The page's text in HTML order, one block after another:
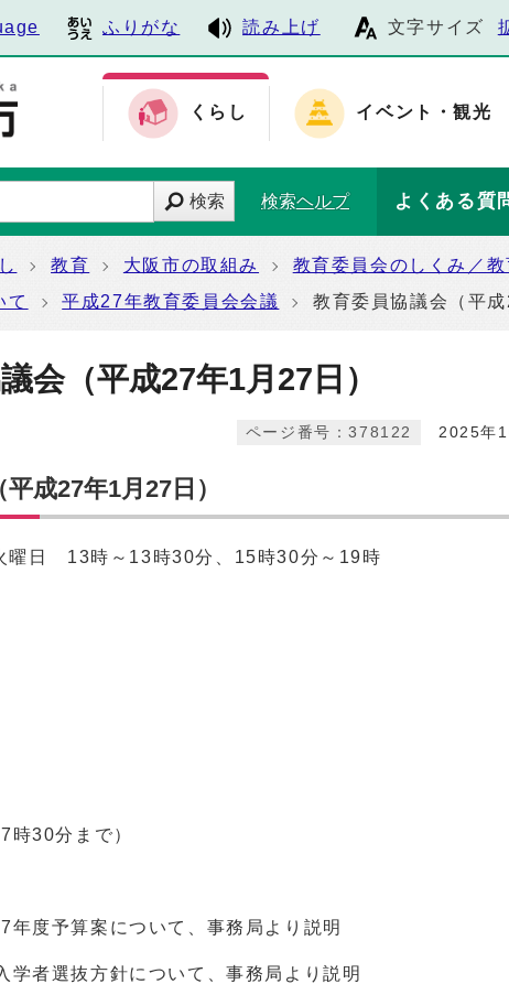
ふりがな 読み上げ 文字サイズ
くらし イベント・観光
検索 検索ヘルプ よくある質
教育 大阪市の取組み
教育委員会のしくみ／
て
平成27年教育委員会会議 教育委員協議会（平
会（平成27年1月27日）
2025年
ページ番号：378122
成27年1月27日）
日 13時～13時30分、15時30分～19時
30分まで）
年度予算案について、事務局より説明
学者選抜方針について、事務局より説明